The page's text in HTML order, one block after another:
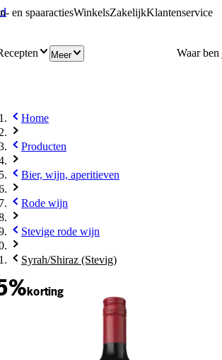
en spaaractiesWinkelsZakelijkKlantenservice
Meer
Home
Producten
Bier, wijn, aperitieven
Rode wijn
Stevige rode wijn
Syrah/Shiraz (Stevig)
korting